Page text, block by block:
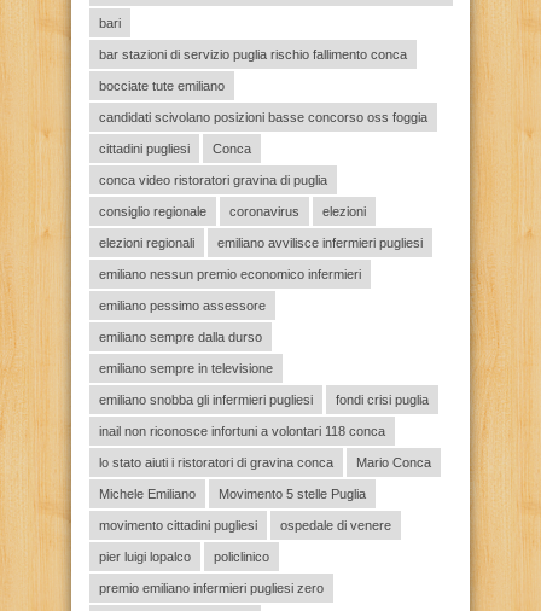
bari
bar stazioni di servizio puglia rischio fallimento conca
bocciate tute emiliano
candidati scivolano posizioni basse concorso oss foggia
cittadini pugliesi Conca
conca video ristoratori gravina di puglia
consiglio regionale coronavirus elezioni
elezioni regionali emiliano avvilisce infermieri pugliesi
emiliano nessun premio economico infermieri
emiliano pessimo assessore
emiliano sempre dalla durso
emiliano sempre in televisione
emiliano snobba gli infermieri pugliesi fondi crisi puglia
inail non riconosce infortuni a volontari 118 conca
lo stato aiuti i ristoratori di gravina conca Mario Conca
Michele Emiliano Movimento 5 stelle Puglia
movimento cittadini pugliesi ospedale di venere
pier luigi lopalco policlinico
premio emiliano infermieri pugliesi zero